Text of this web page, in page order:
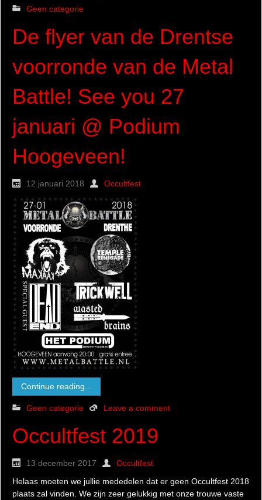
Geen categorie
De flyer van de Drentse
voorronde van de Metal
Battle! See you 27
januari @ Podium
Hoogeveen!
12 januari 2018 Occultfest
Continue reading...
Geen categorie Leave a comment
Occultfest 2019
13 december 2017
Occultfest
Helaas moeten we jullie mededelen dat er geen Occultfest 2018
plaats zal vinden. We zijn zeer gelukkig met onze trouwe vaste